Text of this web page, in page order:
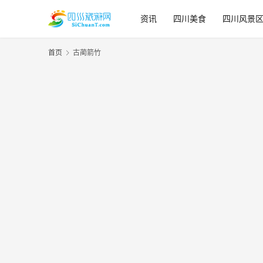
资讯 四川美食 四川风景区
首页 古蔺箭竹